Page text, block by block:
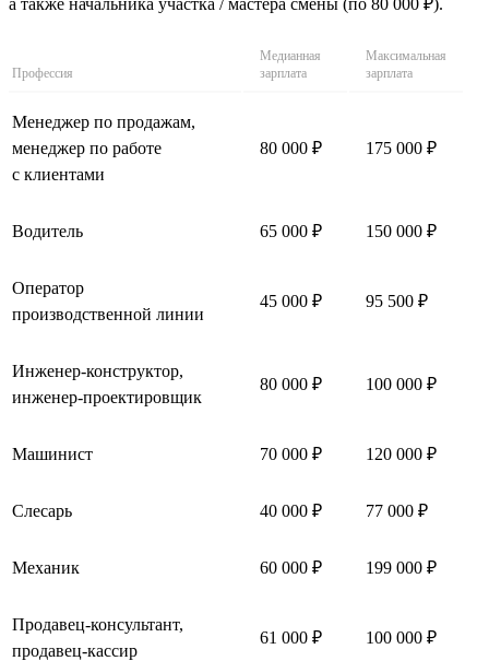
Профессия
Медианная
зарплата
Максимальная
зарплата
Менеджер по продажам,
менеджер по работе
с клиентами
80 000 ₽ 175 000 ₽
Водитель 65 000 ₽ 150 000 ₽
Оператор
производственной линии
45 000 ₽ 95 500 ₽
Инженер-конструктор,
инженер-проектировщик
80 000 ₽ 100 000 ₽
Машинист 70 000 ₽ 120 000 ₽
Слесарь 40 000 ₽ 77 000 ₽
Механик 60 000 ₽ 199 000 ₽
Продавец-консультант,
продавец-кассир
61 000 ₽ 100 000 ₽